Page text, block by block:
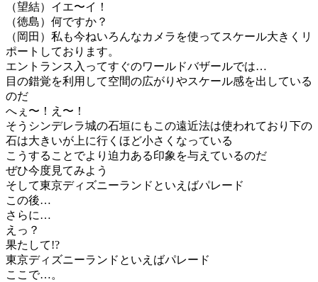
（望結）イエ〜イ！
（徳島）何ですか？
（岡田）私も今ねいろんなカメラを使ってスケール大きくリ
ポートしております。
エントランス入ってすぐのワールドバザールでは…
目の錯覚を利用して空間の広がりやスケール感を出している
のだ
へぇ〜！え〜！
そうシンデレラ城の石垣にもこの遠近法は使われており下の
石は大きいが上に行くほど小さくなっている
こうすることでより迫力ある印象を与えているのだ
ぜひ今度見てみよう
そして東京ディズニーランドといえばパレード
この後…
さらに…
えっ？
果たして!?
東京ディズニーランドといえばパレード
ここで…。